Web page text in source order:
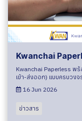
Kwanchai
Kwanchai Paperless พ
เข้า-ส่งออก) แบบครบวงจ
16 Jun 2026
ข่าวสาร